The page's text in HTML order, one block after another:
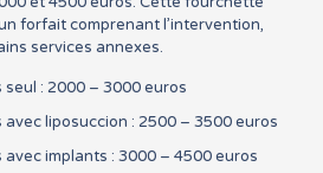
forfait comprenant l’intervention,
services annexes.
: 2000 – 3000 euros
liposuccion : 2500 – 3500 euros
implants : 3000 – 4500 euros